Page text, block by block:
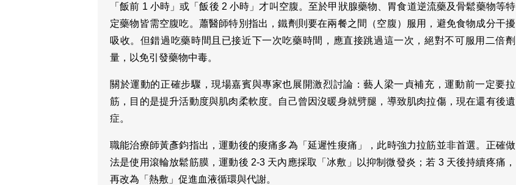
「飯前 1 小時」或「飯後 2 小時」才叫空腹。至於甲狀腺藥物、胃食道逆流藥及骨鬆藥物等特
定藥物皆需空腹吃。蕭醫師特別指出，鐵劑則要在兩餐之間（空腹）服用，避免食物成分干擾
吸收。但錯過吃藥時間且已接近下一次吃藥時間，應直接跳過這一次，絕對不可服用二倍劑
量，以免引發藥物中毒。
關於運動的正確步驟，現場嘉賓與專家也展開激烈討論：藝人梁一貞補充，運動前一定要拉
筋，目的是提升活動度與肌肉柔軟度。自己曾因沒暖身就劈腿，導致肌肉拉傷，現在還有後遺
症。
職能治療師黃彥鈞指出，運動後的痠痛多為「延遲性痠痛」，此時強力拉筋並非首選。正確做
法是使用滾輪放鬆筋膜，運動後 2-3 天內應採取「冰敷」以抑制微發炎；若 3 天後持續疼痛，
再改為「熱敷」促進血液循環與代謝。